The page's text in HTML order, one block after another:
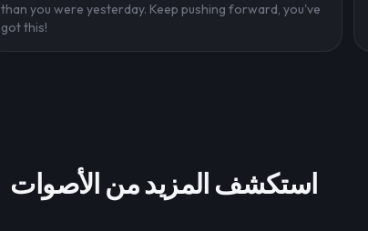
than you were yesterday. Keep pushing forward, you've
got this!
استكشف المزيد من الأصوات